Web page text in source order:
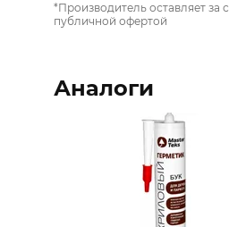
*Производитель оставляет за
публичной офертой
Аналоги